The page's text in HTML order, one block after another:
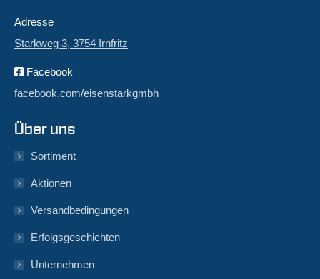
Adresse
Starkweg 3, 3754 Irnfritz
Facebook
facebook.com/eisenstarkgmbh
Über uns
Sortiment
Aktionen
Versandbedingungen
Erfolgsgeschichten
Unternehmen